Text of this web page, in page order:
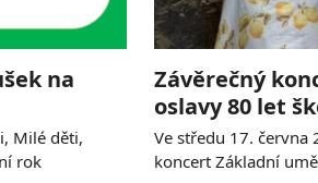
na
Milé děti,
rok
Závěrečný
oslavy 80 let
Ve středu 17. června
koncert Základní